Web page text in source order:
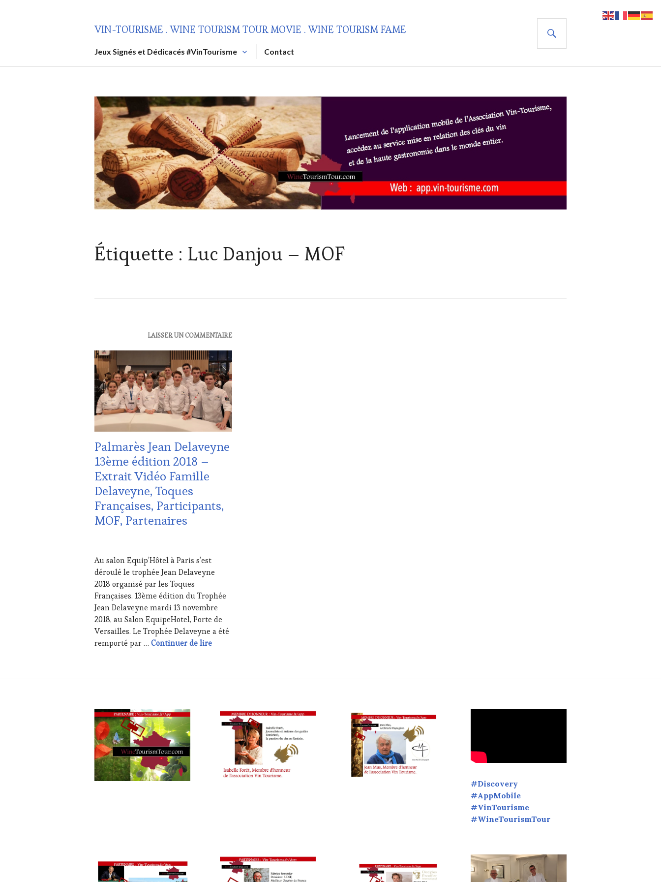
VIN-TOURISME . WINE TOURISM TOUR MOVIE . WINE TOURISM FAME
Jeux Signés et Dédicacés #VinTourisme Contact
Étiquette : Luc Danjou – MOF
:
WINE
TASTING
VOUCHER,
EDITION
LES
CLÉS
DU
VIN
ET
DE
LA
HAUTE
GASTRONOMIE
FRANÇAISE,
INVITATIONS
&
DÉGUSTATIONS,
PRESSE
ÉCRITE,
RADIO,
TV,
WEB,
OENOTOURISME,
PARTENAIRES
VIN
TOURISME,
RESTAURATEUR,
ŒNOLOGUE,
INTERNATIONAUX,
WINE
TOURISM
FAME
LAISSER UN COMMENTAIRE
Palmarès Jean Delaveyne
13ème édition 2018 –
Extrait Vidéo Famille
Delaveyne, Toques
Françaises, Participants,
MOF, Partenaires
2018
Au salon Equip’Hôtel à Paris s’est
déroulé le trophée Jean Delaveyne
2018 organisé par les Toques
Françaises. 13ème édition du Trophée
Jean Delaveyne mardi 13 novembre
2018, au Salon EquipeHotel, Porte de
Versailles. Le Trophée Delaveyne a été
remporté par … Continuer de lirePalmarès Jean Delaveyne 13ème édition 2018 – Extrait Vidéo Famille Delaveyne, Toques Françaises, Participants, MOF,
#Discovery
#AppMobile
#VinTourisme
#WineTourismTour